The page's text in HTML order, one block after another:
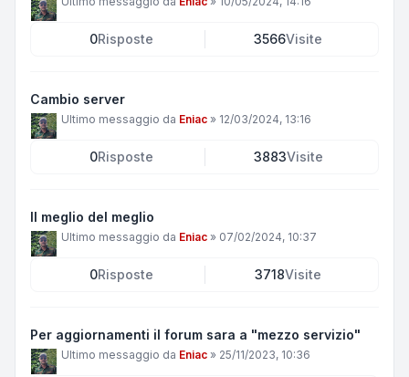
0Risposte 3566Visite
Cambio server
Ultimo messaggio da Eniac » 12/03/2024, 13:16
0Risposte 3883Visite
Il meglio del meglio
Ultimo messaggio da Eniac » 07/02/2024, 10:37
0Risposte 3718Visite
Per aggiornamenti il forum sara a "mezzo servizio"
Ultimo messaggio da Eniac » 25/11/2023, 10:36